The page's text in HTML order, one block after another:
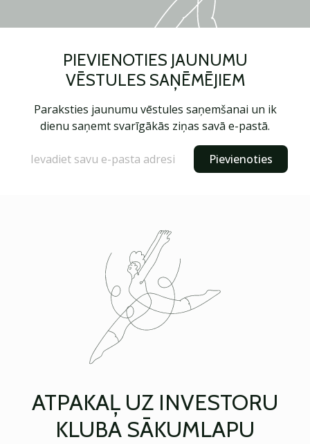
PIEVIENOTIES JAUNUMU
VĒSTULES SAŅĒMĒJIEM
Paraksties jaunumu vēstules saņemšanai un ik
dienu saņemt svarīgākās ziņas savā e-pastā.
Pievienoties
ATPAKAĻ UZ INVESTORU
KLUBA SĀKUMLAPU